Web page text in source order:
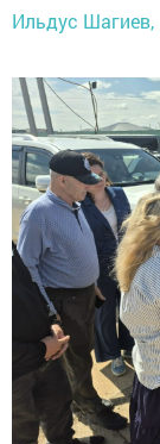
Ильдус Шагиев,